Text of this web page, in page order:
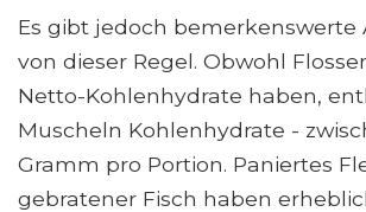
Es gibt jedoch bemerkenswerte
von dieser Regel. Obwohl
Netto-Kohlenhydrate haben,
Muscheln Kohlenhydrate -
Gramm pro Portion. Paniertes
gebratener Fisch haben